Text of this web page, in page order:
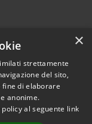
© 2026 • Città di
Maggiore •
byMunicipium •
×
strettamente
del sito,
fine di elaborare
anonime.
al seguente link